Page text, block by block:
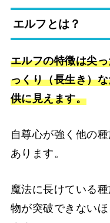
エルフとは？
エルフの特徴は尖
っくり（長生き）
供に見えます。
自尊心が強く他の
あります。
魔法に長けている
物が突破できない